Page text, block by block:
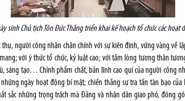
sinh Chủ tịch Tôn Đức Thắng triển khai kế hoạch tổ chức các
người công nhân chân chính với sự kiên định, vững vàng về
với ý thức tổ chức, kỷ luật cao; với tấm lòng tương thân
sáng tạo… Chính phẩm chất, bản lĩnh cao quí của người công
ngày hoạt động bí mật; chiến thắng sự tra tấn tàn bạo
sắc những trọng trách mà Đảng và nhân dân giao phó, đóng